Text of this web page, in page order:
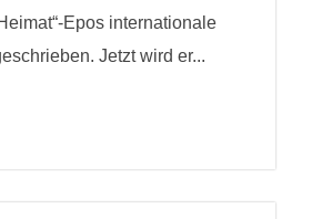
Epos internationale
Jetzt wird er...